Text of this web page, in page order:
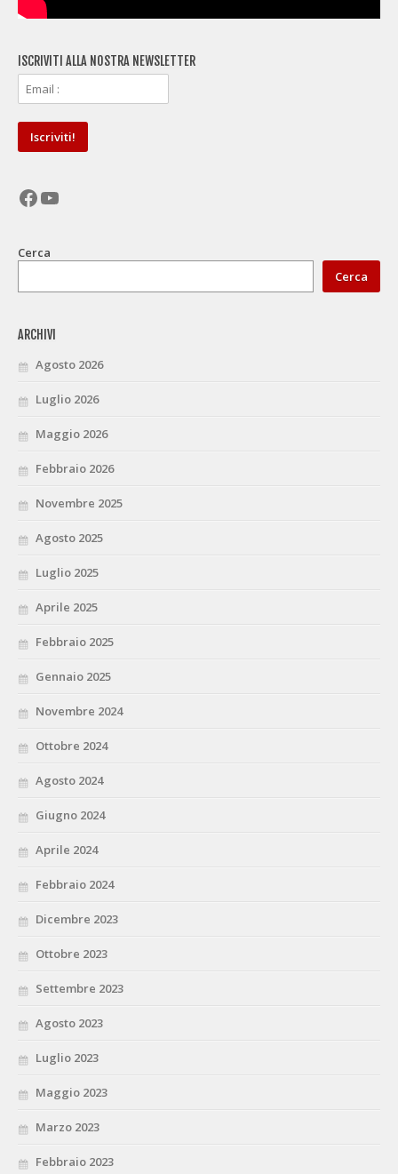
ISCRIVITI ALLA NOSTRA NEWSLETTER
Facebook
YouTube
Cerca
Cerca
ARCHIVI
Agosto 2026
Luglio 2026
Maggio 2026
Febbraio 2026
Novembre 2025
Agosto 2025
Luglio 2025
Aprile 2025
Febbraio 2025
Gennaio 2025
Novembre 2024
Ottobre 2024
Agosto 2024
Giugno 2024
Aprile 2024
Febbraio 2024
Dicembre 2023
Ottobre 2023
Settembre 2023
Agosto 2023
Luglio 2023
Maggio 2023
Marzo 2023
Febbraio 2023